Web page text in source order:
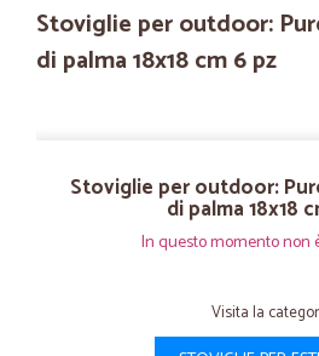
Stoviglie per outdoor:
di palma 18x18 cm 6 pz
Stoviglie per outdoor:
di palma 18x18
In questo momento non
Visita la